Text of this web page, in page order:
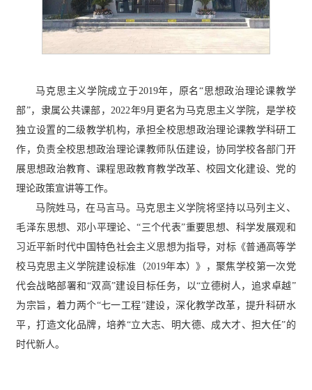
马克思主义学院成立于2019年，原名“思想政治理论课教学
部”，隶属公共课部，2022年9月更名为马克思主义学院，是学校
独立设置的二级教学机构，承担全校思想政治理论课教学科研工
作，负责全校思想政治理论课教师队伍建设，协同学校各部门开
展思想政治教育、课程思政教育教学改革、校园文化建设、党的
理论政策宣讲等工作。
马院姓马，在马言马。马克思主义学院将坚持以马列主义、
毛泽东思想、邓小平理论、“三个代表”重要思想、科学发展观和
习近平新时代中国特色社会主义思想为指导，对标《普通高等学
校马克思主义学院建设标准（2019年本）》，聚焦学校第一次党
代会战略部署和“双高”建设目标任务，以“立德树人，追求卓越”
为宗旨，着力两个“七一工程”建设，深化教学改革，提升科研水
平，打造文化品牌，培养“立大志、明大德、成大才、担大任”的
时代新人。